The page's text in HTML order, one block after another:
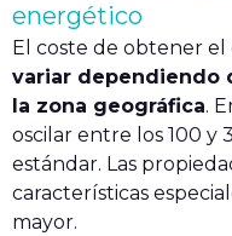
energético
El coste de obtener
variar dependiendo
la zona geográfica.
oscilar entre los 100 y
estándar. Las
características
mayor.